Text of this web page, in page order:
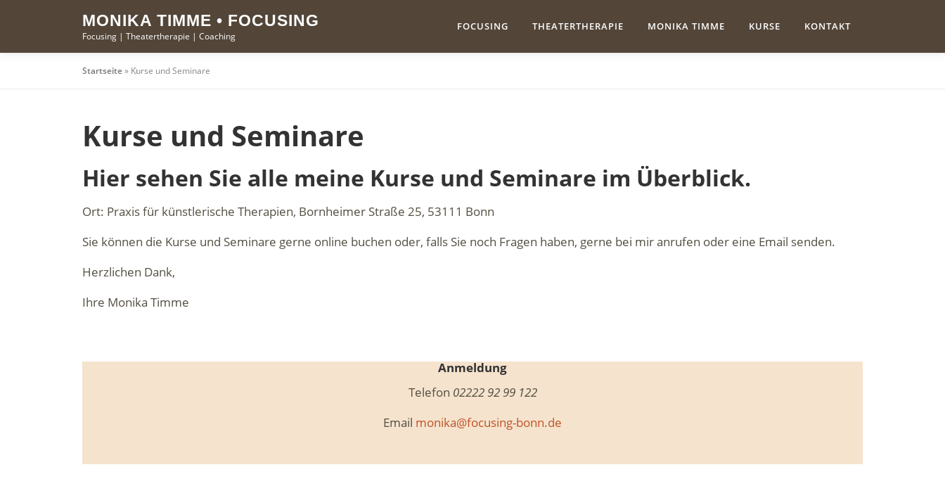
MONIKA TIMME • FOCUSING
Focusing | Theatertherapie | Coaching
FOCUSING THEATERTHERAPIE MONIKA TIMME KURSE KONTAKT
Startseite» Kurse und Seminare
Kurse und Seminare
Hier sehen Sie alle meine Kurse und Seminare im Überblick.
Ort: Praxis für künstlerische Therapien, Bornheimer Straße 25, 53111 Bonn
Sie können die Kurse und Seminare gerne online buchen oder, falls Sie noch Fragen haben, gerne bei mir anrufen oder eine Email senden.
Herzlichen Dank,
Ihre Monika Timme
Anmeldung
Telefon 02222 92 99 122
Email monika@focusing-bonn.de